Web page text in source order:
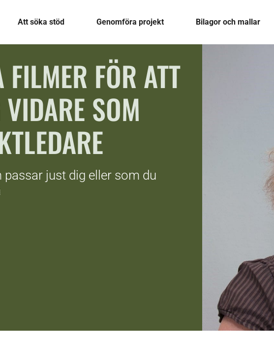
Att söka stöd Genomföra projekt Bilagor och mallar
FILMER FÖR ATT
SOM
passar just dig eller som du